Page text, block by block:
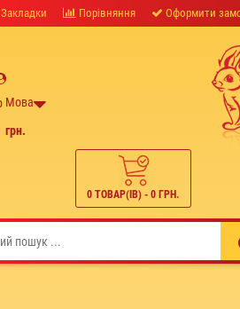
Закладки Порівняння Оформити
Мова
грн.
0 ТОВАР(ІВ) - 0 ГРН.